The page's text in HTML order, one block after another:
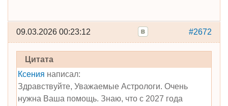
#2672
09.03.2026 00:23:12
Цитата
Ксения написал:
Здравствуйте, Уважаемые Астрологи. Очень
нужна Ваша помощь. Знаю, что с 2027 года